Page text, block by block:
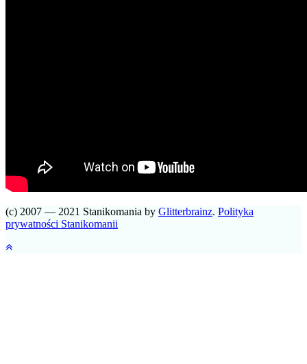
(c) 2007 — 2021 Stanikomania by Glitterbrainz. Polityka
prywatności Stanikomanii